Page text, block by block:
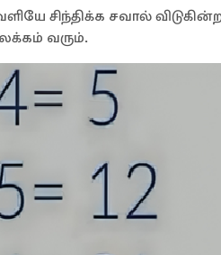
சிந்திக்க சவால்
வரும்.